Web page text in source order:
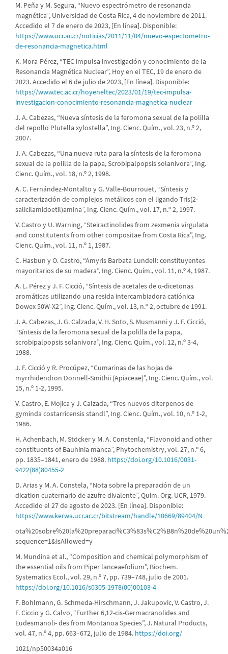
M. Peña y M. Segura, “Nuevo espectrómetro de resonancia
magnética”, Universidad de Costa Rica, 4 de noviembre de 2011.
Accedido el 7 de enero de 2023, [En línea]. Disponible:
https://www.ucr.ac.cr/noticias/2011/11/04/nuevo-espectometro-
de-resonancia-magnetica.html
K. Mora-Pérez, “TEC impulsa investigación y conocimiento de la
Resonancia Magnética Nuclear”, Hoy en el TEC, 19 de enero de
2023. Accedido el 6 de julio de 2023, [En línea]. Disponible:
https://www.tec.ac.cr/hoyeneltec/2023/01/19/tec-impulsa-
investigacion-conocimiento-resonancia-magnetica-nuclear
J. A. Cabezas, “Nueva síntesis de la feromona sexual de la polilla
del repollo Plutella xylostella”, Ing. Cienc. Quím., vol. 23, n.º 2,
2007.
J. A. Cabezas, “Una nueva ruta para la síntesis de la feromona
sexual de la polilla de la papa, Scrobipalpopsis solanivora”, Ing.
Cienc. Quím., vol. 18, n.º 2, 1998.
A. C. Fernández-Montalto y G. Valle-Bourrouet, “Síntesis y
caracterización de complejos metálicos con el ligando Tris(2-
salicilamidoetil)amina”, Ing. Cienc. Quím., vol. 17, n.º 2, 1997.
V. Castro y U. Warning, “Steiractinolides from zexmenia virgulata
and constitutents from other compositae from Costa Rica”, Ing.
Cienc. Quím., vol. 11, n.º 1, 1987.
C. Hasbun y O. Castro, “Amyris Barbata Lundell: constituyentes
mayoritarios de su madera”, Ing. Cienc. Quím., vol. 11, n.º 4, 1987.
A. L. Pérez y J. F. Cicció, “Síntesis de acetales de α-dicetonas
aromáticas utilizando una resida intercambiadora catiónica
Dowex 50W-X2”, Ing. Cienc. Quím., vol. 13, n.º 2, octubre de 1991.
J. A. Cabezas, J. G. Calzada, V. H. Soto, S. Musmanni y J. F. Cicció,
“Síntesis de la feromona sexual de la polilla de la papa,
scrobipalpopsis solanivora”, Ing. Cienc. Quím., vol. 12, n.º 3-4,
1988.
J. F. Cicció y R. Procúpez, “Cumarinas de las hojas de
myrrhidendron Donnell-Smithii (Apiaceae)”, Ing. Cienc. Quím., vol.
15, n.º 1-2, 1995.
V. Castro, E. Mojica y J. Calzada, “Tres nuevos diterpenos de
gyminda costarricensis standl”, Ing. Cienc. Quím., vol. 10, n.º 1-2,
1986.
H. Achenbach, M. Stöcker y M. A. Constenla, “Flavonoid and other
constituents of Bauhinia manca”, Phytochemistry, vol. 27, n.º 6,
pp. 1835–1841, enero de 1988. https://doi.org/10.1016/0031-
9422(88)80455-2
D. Arias y M. A. Constela, “Nota sobre la preparación de un
dication cuaternario de azufre divalente”, Quim. Org. UCR, 1979.
Accedido el 27 de agosto de 2023. [En línea]. Disponible:
https://www.kerwa.ucr.ac.cr/bitstream/handle/10669/89404/N
sequence=1&isAllowed=y
M. Mundina et al., “Composition and chemical polymorphism of
the essential oils from Piper lanceaefolium”, Biochem.
Systematics Ecol., vol. 29, n.º 7, pp. 739–748, julio de 2001.
https://doi.org/10.1016/s0305-1978(00)00103-4
F. Bohlmann, G. Schmeda-Hirschmann, J. Jakupovic, V. Castro, J.
F. Ciccio y G. Calvo, “Further 6,12-cis-Germacranolides and
Eudesmanoli- des from Montanoa Species”, J. Natural Products,
vol. 47, n.º 4, pp. 663–672, julio de 1984. https://doi.org/
1021/np50034a016